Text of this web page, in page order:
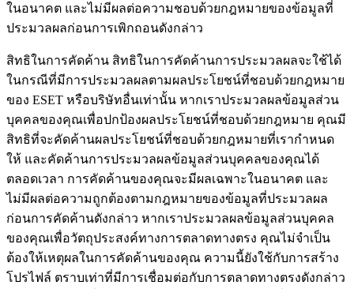
ในอนาคต และไม่มีผลต่อความชอบด้วยกฎหมายของข้อมูลที่
ประมวลผลก่อนการเพิกถอนดังกล่าว
สิทธิในการคัดค้าน สิทธิในการคัดค้านการประมวลผลจะใช้ได้
ในกรณีที่มีการประมวลผลตามผลประโยชน์ที่ชอบด้วยกฎหมาย
ของ ESET หรือบริษัทอื่นเท่านั้น หากเราประมวลผลข้อมูลส่วน
บุคคลของคุณเพื่อปกป้องผลประโยชน์ที่ชอบด้วยกฎหมาย คุณมี
สิทธิที่จะคัดค้านผลประโยชน์ที่ชอบด้วยกฎหมายที่เรากำหนด
ให้ และคัดค้านการประมวลผลข้อมูลส่วนบุคคลของคุณได้
ตลอดเวลา การคัดค้านของคุณจะมีผลเฉพาะในอนาคต และ
ไม่มีผลต่อความถูกต้องตามกฎหมายของข้อมูลที่ประมวลผล
ก่อนการคัดค้านดังกล่าว หากเราประมวลผลข้อมูลส่วนบุคคล
ของคุณเพื่อวัตถุประสงค์ทางการตลาดทางตรง คุณไม่จำเป็น
ต้องให้เหตุผลในการคัดค้านของคุณ ความนี้ยังใช้กับการสร้าง
โปรไฟล์ ตราบเท่าที่มีการเชื่อมต่อกับการตลาดทางตรงดังกล่าว